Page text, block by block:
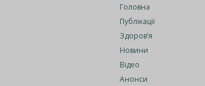
Головна
Публікації
Здоров’я
Новини
Відео
Анонси